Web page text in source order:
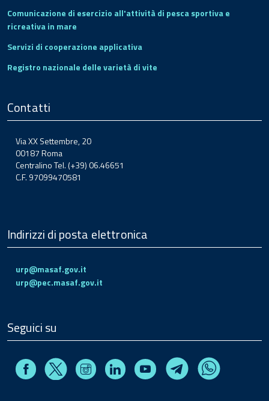
Comunicazione di esercizio all'attività di pesca sportiva e
ricreativa in mare
Servizi di cooperazione applicativa
Registro nazionale delle varietà di vite
Contatti
Via XX Settembre, 20
00187 Roma
Centralino Tel. (+39) 06.46651
C.F. 97099470581
Indirizzi di posta elettronica
urp@masaf.gov.it
urp@pec.masaf.gov.it
Seguici su
FacebookX InstagramLinkedin Youtube TelegramWhatsapp